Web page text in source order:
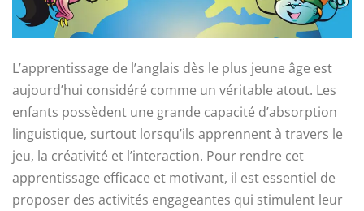
L’apprentissage de l’anglais dès le plus jeune âge est
aujourd’hui considéré comme un véritable atout. Les
enfants possèdent une grande capacité d’absorption
linguistique, surtout lorsqu’ils apprennent à travers le
jeu, la créativité et l’interaction. Pour rendre cet
apprentissage efficace et motivant, il est essentiel de
proposer des activités engageantes qui stimulent leur